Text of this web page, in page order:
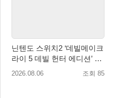
닌텐도 스위치2 ‘데빌메이크
라이 5 데빌 헌터 에디션’ 패
키지 제품 8월 7일 예약판매
2026.08.06 조회 85